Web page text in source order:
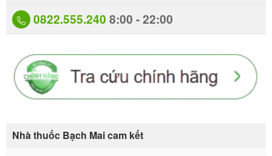
0822.555.240 8:00 - 22:00
Nhà thuốc Bạch Mai cam kết